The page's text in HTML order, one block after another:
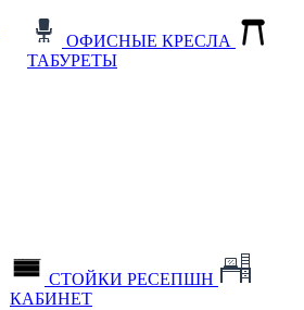
ОФИСНЫЕ КРЕСЛА
ТАБУРЕТЫ
СТОЙКИ РЕСЕПШН
КАБИНЕТ